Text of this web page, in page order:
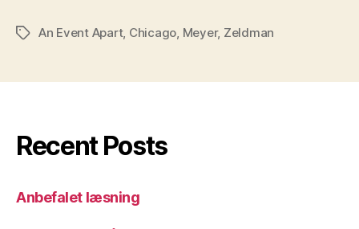
TagsAn Event Apart, Chicago Meyer, Zeldman
Recent Posts
Anbefalet læsning